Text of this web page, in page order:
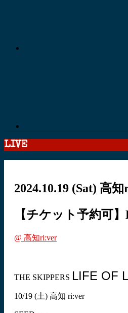
LIVE
2024.10.19 (Sat) 高
【チケット予約可
@ 高知ri:ver
THE SKIPPERS LIFE OF
10/19 (土) 高知 ri:ver